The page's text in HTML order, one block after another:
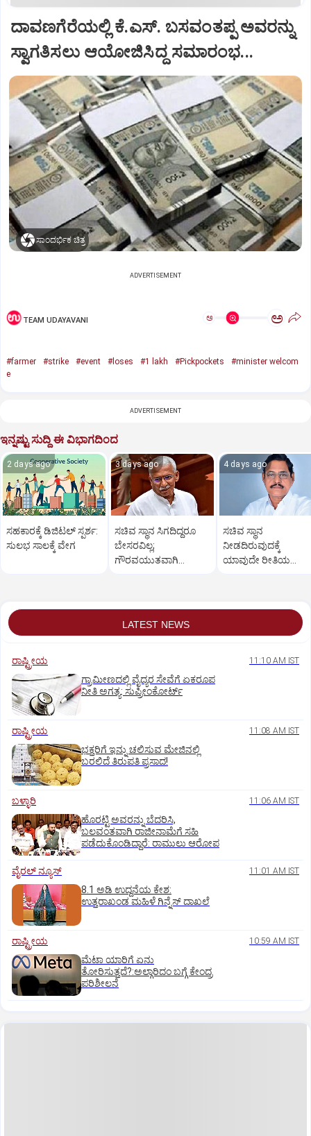
ದಾವಣಗೆರೆಯಲ್ಲಿ ಕೆ.ಎಸ್. ಬಸವಂತಪ್ಪ ಅವರನ್ನು
ಸ್ವಾಗತಿಸಲು ಆಯೋಜಿಸಿದ್ದ ಸಮಾರಂಭ...
ಸಾಂದರ್ಭಿಕ ಚಿತ್ರ
ADVERTISEMENT
TEAM UDAYAVANI ಅ ಅ
#farmer #strike #event #loses #1 lakh #Pickpockets
#minister welcom
e
ADVERTISEMENT
ಇನ್ನಷ್ಟು ಸುದ್ದಿ ಈ ವಿಭಾಗದಿಂದ
2 days ago
ಸಹಕಾರಕ್ಕೆ ಡಿಜಿಟಲ್‌ ಸ್ಪರ್ಶ:
ಸುಲಭ ಸಾಲಕ್ಕೆ ವೇಗ
3 days ago
ಸಚಿವ ಸ್ಥಾನ ಸಿಗದಿದ್ದರೂ
ಬೇಸರವಿಲ್ಲ;
ಗೌರವಯುತವಾಗಿ
4 days ago
ಸಚಿವ ಸ್ಥಾನ
ನೀಡದಿರುವುದಕ್ಕೆ
ಯಾವುದೇ ರೀತಿಯ
LATEST NEWS
ರಾಷ್ಟ್ರೀಯ 11:10 AM IST
ಗ್ರಾಮೀಣದಲ್ಲಿ ವೈದ್ಯರ ಸೇವೆಗೆ ಏಕರೂಪ
ನೀತಿ ಅಗತ್ಯ: ಸುಪ್ರೀಂಕೋರ್ಟ್‌
ರಾಷ್ಟ್ರೀಯ 11:08 AM IST
ಭಕ್ತರಿಗೆ ಇನ್ನು ಚಲಿಸುವ ಮೇಜಿನಲ್ಲಿ
ಬರಲಿದೆ ತಿರುಪತಿ ಪ್ರಸಾದ!
ಬಳ್ಳಾರಿ 11:06 AM IST
ಹೊರಟ್ಟಿ ಅವರನ್ನು ಬೆದರಿಸಿ,
ಬಲವಂತವಾಗಿ ರಾಜೀನಾಮೆಗೆ ಸಹಿ
ಪಡೆದುಕೊಂಡಿದ್ದಾರೆ: ರಾಮುಲು ಆರೋಪ
ವೈರಲ್ ನ್ಯೂಸ್ 11:01 AM IST
8.1 ಅಡಿ ಉದ್ದನೆಯ ಕೇಶ:
ಉತ್ತರಾಖಂಡ ಮಹಿಳೆ ಗಿನ್ನೆಸ್‌ ದಾಖಲೆ
ರಾಷ್ಟ್ರೀಯ 10:59 AM IST
ಮೆಟಾ ಯಾರಿಗೆ ಏನು
ತೋರಿಸುತ್ತದೆ?:ಅಲ್ಗಾರಿದಂ ಬಗ್ಗೆ ಕೇಂದ್ರ
ಪರಿಶೀಲನೆ